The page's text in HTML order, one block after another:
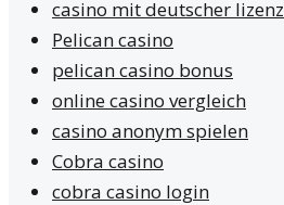
casino mit deutscher lizenz
Pelican casino
pelican casino bonus
online casino vergleich
casino anonym spielen
Cobra casino
cobra casino login